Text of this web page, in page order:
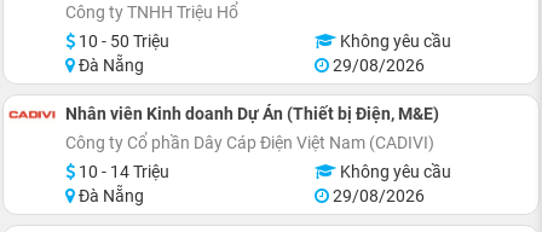
Công ty TNHH Triệu Hổ
10 - 50 Triệu
Không yêu cầu
Đà Nẵng
29/08/2026
Nhân viên Kinh doanh Dự Án (Thiết bị Điện, M&E)
Công ty Cổ phần Dây Cáp Điện Việt Nam (CADIVI)
10 - 14 Triệu
Không yêu cầu
Đà Nẵng
29/08/2026